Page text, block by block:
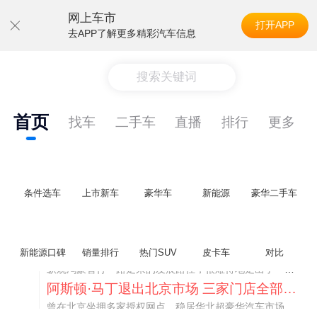
网上车市
去APP了解更多精彩汽车信息
打开APP
搜索关键词
首页 找车 二手车 直播 排行 更多
条件选车 上市新车 豪华车 新能源 豪华二手车
新能源口碑 销量排行 热门SUV 皮卡车 对比